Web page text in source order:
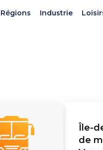
Régions Industrie
Île-
de